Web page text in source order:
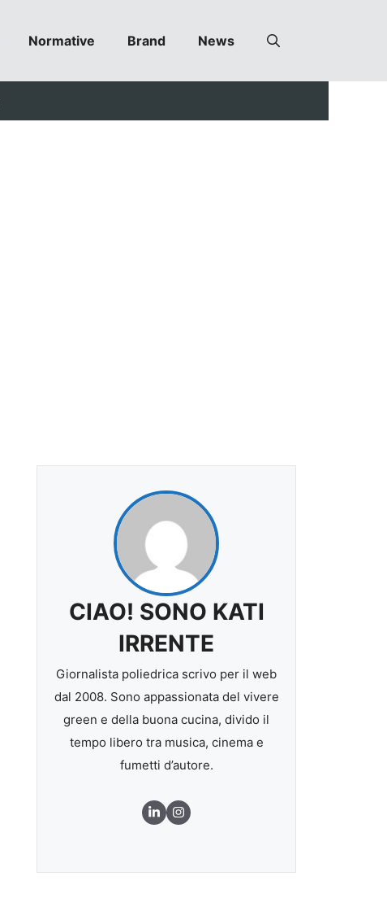
Normative Brand News
CIAO! SONO KATI
IRRENTE
Giornalista poliedrica scrivo per il web
dal 2008. Sono appassionata del vivere
green e della buona cucina, divido il
tempo libero tra musica, cinema e
fumetti d’autore.